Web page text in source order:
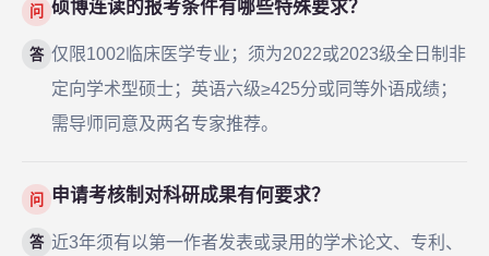
问 硕博连读的报考条件有哪些特殊要求？
答 仅限1002临床医学专业；须为2022或2023级全日制非
定向学术型硕士；英语六级≥425分或同等外语成绩；
需导师同意及两名专家推荐。
问 申请考核制对科研成果有何要求？
答 近3年须有以第一作者发表或录用的学术论文、专利、